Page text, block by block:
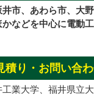
市、あわら市、大
などを中心に電動
積り・お問い合
業大学、福井県立